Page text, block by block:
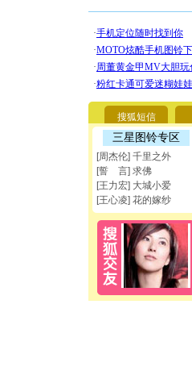
搜狐短信
三星图铃专区
[周杰伦] 千里之外
[誓 言] 求佛
[王力宏] 大城小爱
[王心凌] 花的嫁纱